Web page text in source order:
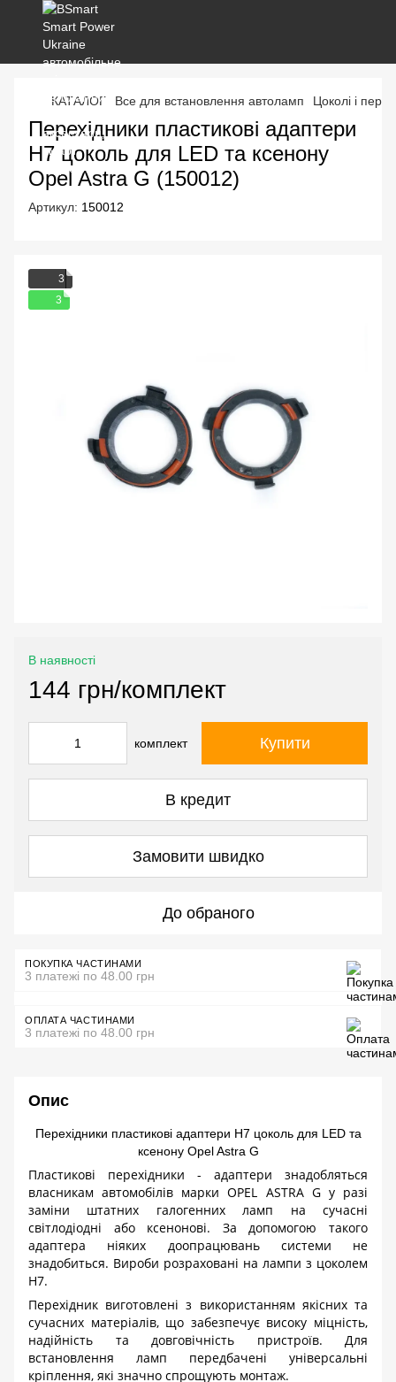
КАТАЛОГ Все для встановлення автоламп Цоколі і
Перехідники пластикові адаптери
H7 цоколь для LED та ксенону
Opel Astra G (150012)
Артикул: 150012
3
3
В наявності
144 грн/комплект
комплект Купити
В кредит
Замовити швидко
До обраного
ПОКУПКА ЧАСТИНАМИ
3 платежі по 48.00 грн
ОПЛАТА ЧАСТИНАМИ
3 платежі по 48.00 грн
Опис
Перехідники пластикові адаптери H7 цоколь для LED та
ксенону Opel Astra G
Пластикові перехідники - адаптери знадобляться
власникам автомобілів маркиOPEL ASTRA Gу разі
заміни штатних галогенних ламп на сучасні
світлодіодні або ксенонові. За допомогою такого
адаптера ніяких доопрацювань системи не
знадобиться. Вироби розраховані на лампи з цоколем
H7.
Перехідник виготовлені з використанням якісних та
сучасних матеріалів, що забезпечує високу міцність,
надійність та довговічність пристроїв. Для
встановлення ламп передбачені універсальні
кріплення, які значно спрощують монтаж.